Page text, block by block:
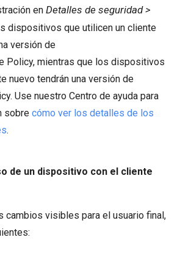
en Detalles de seguridad >
dispositivos que utilicen un cliente
versión de
Policy, mientras que los dispositivos
nuevo tendrán una versión de
Use nuestro Centro de ayuda para
sobre cómo ver los detalles de los
.
de un dispositivo con el cliente
cambios visibles para el usuario final,